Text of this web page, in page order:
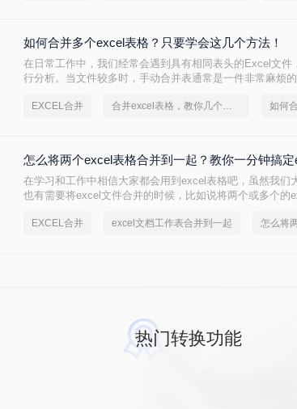
如何合并多个excel表格？只要学会这几个方法！
在日常工作中，我们经常会遇到具有相同表头的Excel文件
行分析。当文件较多时，手动合并表通常是一件非常麻烦
合并excel。
EXCEL合并 合并excel表格，教你几个方法 如何
怎么将两个excel表格合并到一起？教你一分钟搞
在学习和工作中相信大家都会用到excel表格吧，虽然我们
也有需要将excel文件合并的时候，比如说将两个或多个的
EXCEL合并 excel文档工作表合并到一起
热门转换功能